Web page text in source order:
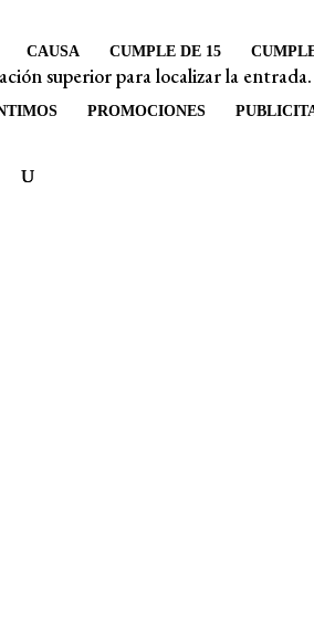
CAUSA CUMPLE DE 15
PROMOCIONES
superior para localizar la entrada.